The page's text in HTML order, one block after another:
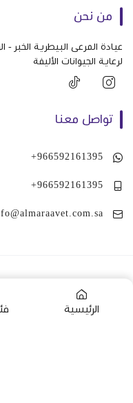
الرئيسية
من نحن
عيادة المرعى البيطرية الخبر
لرعاية الجيوانات الأليفة
تواصل معنا
+966592161395
+966592161395